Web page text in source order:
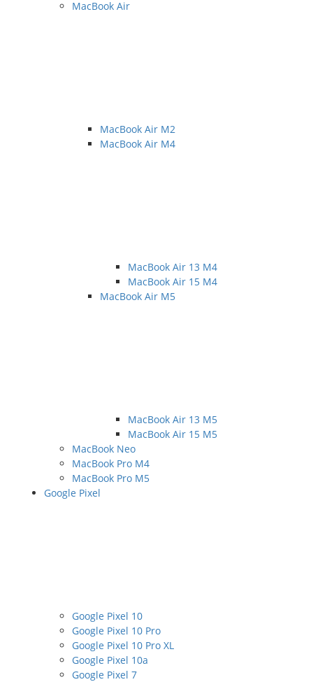
MacBook Air
MacBook Air M2
MacBook Air M4
MacBook Air 13 M4
MacBook Air 15 M4
MacBook Air M5
MacBook Air 13 M5
MacBook Air 15 M5
MacBook Neo
MacBook Pro M4
MacBook Pro M5
Google Pixel
Google Pixel 10
Google Pixel 10 Pro
Google Pixel 10 Pro XL
Google Pixel 10a
Google Pixel 7